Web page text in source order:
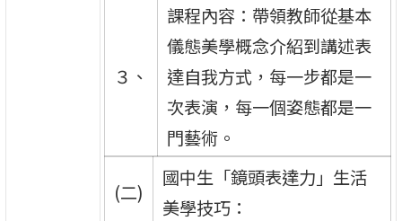
３、
課程內容：帶領教師從基本
儀態美學概念介紹到講述表
達自我方式，每一步都是一
次表演，每一個姿態都是一
門藝術。
(二)
國中生「鏡頭表達力」生活
美學技巧：